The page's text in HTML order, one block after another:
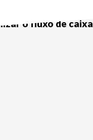
o fluxo de caixa